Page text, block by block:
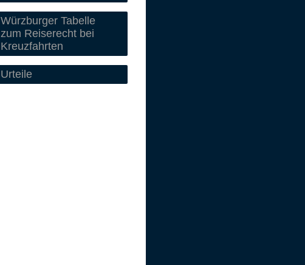
Würzburger Tabelle
zum Reiserecht bei
Kreuzfahrten
Urteile